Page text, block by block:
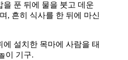
을 푼 뒤에 물을 붓고 데운
, 흔히 식사를 한 뒤에 마신
에 설치한 목마에 사람을 태
이 기구.